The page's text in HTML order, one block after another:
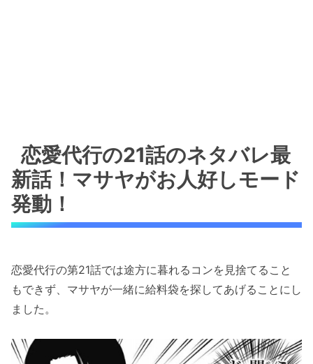
恋愛代行の21話のネタバレ最
新話！マサヤがお人好しモード
発動！
恋愛代行の第21話では途方に暮れるコンを見捨てること
もできず、マサヤが一緒に給料袋を探してあげることにし
ました。